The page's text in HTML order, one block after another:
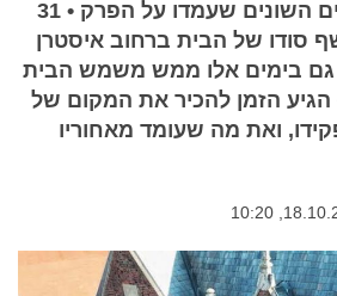
כבדי משקל בנושאים השונים שעמדו על הפרק • 31
סודו של הבית ברחוב איסטרן
• גם בימים אלו ממש משמש הבית
• הגיע הזמן להכיר את המקום של
ואת מה שעומד מאחוריו